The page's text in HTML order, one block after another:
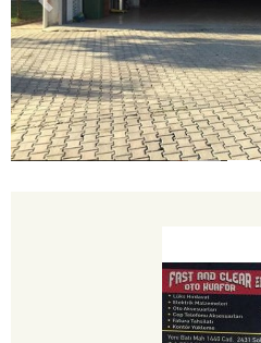
Previous